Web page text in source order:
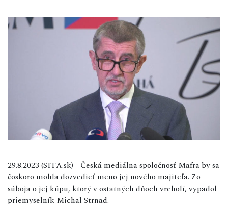
29.8.2023 (SITA.sk) - Česká mediálna spoločnosť Mafra by sa
čoskoro mohla dozvedieť meno jej nového majiteľa. Zo
súboja o jej kúpu, ktorý v ostatných dňoch vrcholí, vypadol
priemyselník Michal Strnad.